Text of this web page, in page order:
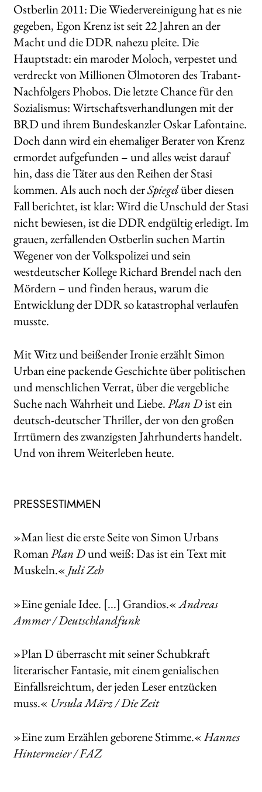
Ostberlin 2011: Die Wiedervereinigung hat es nie
gegeben, Egon Krenz ist seit 22 Jahren an der
Macht und die DDR nahezu pleite. Die
Hauptstadt: ein maroder Moloch, verpestet und
verdreckt von Millionen Ölmotoren des Trabant-
Nachfolgers Phobos. Die letzte Chance für den
Sozialismus: Wirtschaftsverhandlungen mit der
BRD und ihrem Bundeskanzler Oskar Lafontaine.
Doch dann wird ein ehemaliger Berater von Krenz
ermordet aufgefunden – und alles weist darauf
hin, dass die Täter aus den Reihen der Stasi
kommen. Als auch noch derSpiegelüber diesen
Fall berichtet, ist klar: Wird die Unschuld der Stasi
nicht bewiesen, ist die DDR endgültig erledigt. Im
grauen, zerfallenden Ostberlin suchen Martin
Wegener von der Volkspolizei und sein
westdeutscher Kollege Richard Brendel nach den
Mördern – und finden heraus, warum die
Entwicklung der DDR so katastrophal verlaufen
musste.
Mit Witz und beißender Ironie erzählt Simon
Urban eine packende Geschichte über politischen
und menschlichen Verrat, über die vergebliche
Suche nach Wahrheit und Liebe.Plan Dist ein
deutsch-deutscher Thriller, der von den großen
Irrtümern des zwanzigsten Jahrhunderts handelt.
Und von ihrem Weiterleben heute.
PRESSESTIMMEN
»Man liest die erste Seite von Simon Urbans
RomanPlan Dund weiß: Das ist ein Text mit
Muskeln.« Juli Zeh
»Eine geniale Idee. [...] Grandios.«Andreas
Ammer / Deutschlandfunk
»Plan D überrascht mit seiner Schubkraft
literarischer Fantasie, mit einem genialischen
Einfallsreichtum, der jeden Leser entzücken
muss.« Ursula März / Die Zeit
»Eine zum Erzählen geborene Stimme.«Hannes
Hintermeier / FAZ